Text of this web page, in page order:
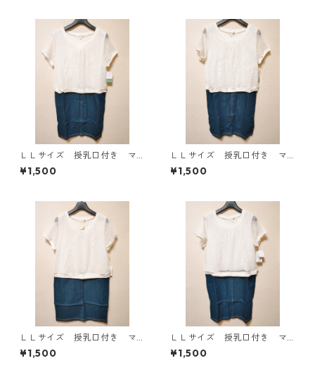
ＬＬサイズ 授乳口付き マ
タニティ ドッキングワンピ
ース ホワイト×ブルー KAE
¥1,500
ＬＬサイズ 授乳口付き マ
タニティ ドッキングワンピ
ース ホワイト×ブルー KAE
¥1,500
ＬＬサイズ 授乳口付き マ
タニティ ドッキングワンピ
ース ホワイト×ブルー KAE
¥1,500
ＬＬサイズ 授乳口付き マ
タニティ ドッキングワンピ
ース ホワイト×ブルー KAE
¥1,500